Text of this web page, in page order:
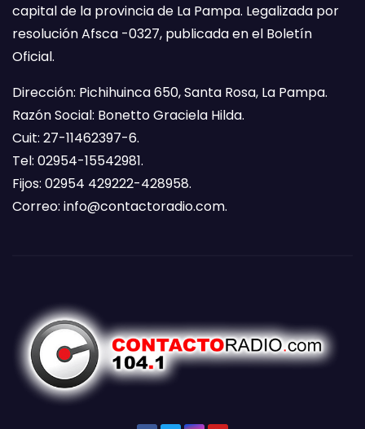
capital de la provincia de La Pampa. Legalizada por
resolución Afsca -0327, publicada en el Boletín
Oficial.
Dirección: Pichihuinca 650, Santa Rosa, La Pampa.
Razón Social: Bonetto Graciela Hilda.
Cuit: 27-11462397-6.
Tel: 02954-15542981.
Fijos: 02954 429222-428958.
Correo: info@contactoradio.com.